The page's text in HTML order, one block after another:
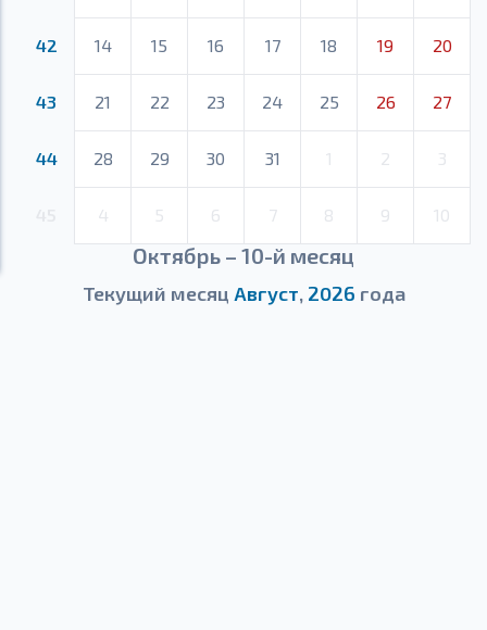
42 14 15 16 17 18 19 20
43 21 22 23 24 25 26 27
44 28 29 30 31 1 2 3
4 5 6 7 8 9 10
Октябрь – 10-й месяц
Текущий месяц Август, 2026 года